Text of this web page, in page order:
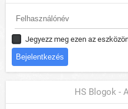
Jegyezz meg ezen az
HS Blogok -